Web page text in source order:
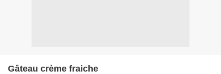
Gâteau crème fraiche